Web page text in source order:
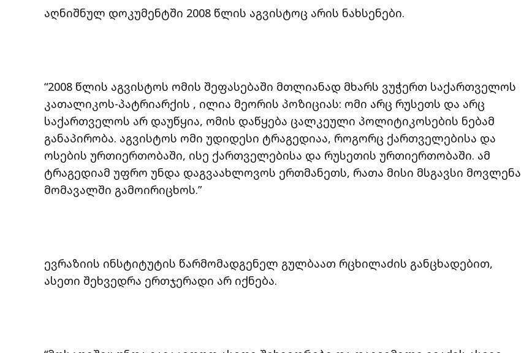
აღნიშნულ დოკუმენტში 2008 წლის აგვისტოც არის ნახსენები.
“2008 წლის აგვისტოს ომის შეფასებაში მთლიანად მხარს ვუჭერთ საქართველოს
კათალიკოს-პატრიარქის , ილია მეორის პოზიციას: ომი არც რუსეთს და არც
საქართველოს არ დაუწყია, ომის დაწყება ცალკეული პოლიტიკოსების ნებამ
განაპირობა. აგვისტოს ომი უდიდესი ტრაგედიაა, როგორც ქართველებისა და
ოსების ურთიერთობაში, ისე ქართველებისა და რუსეთის ურთიერთობაში. ამ
ტრაგედიამ უფრო უნდა დაგვაახლოვოს ერთმანეთს, რათა მისი მსგავსი მოვლენა
მომავალში გამოირიცხოს.”
ევრაზიის ინსტიტუტის წარმომადგენელ გულბაათ რცხილაძის განცხადებით,
ასეთი შეხვედრა ერთჯერადი არ იქნება.